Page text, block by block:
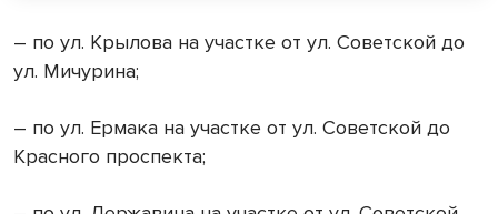
– по ул. Крылова на участке от ул. Советской до
ул. Мичурина;
– по ул. Ермака на участке от ул. Советской до
Красного проспекта;